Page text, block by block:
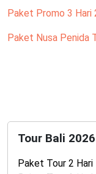
Paket Promo 3 Hari
Paket Nusa Penida
Tour Bali 2026
Paket Tour 2 Hari